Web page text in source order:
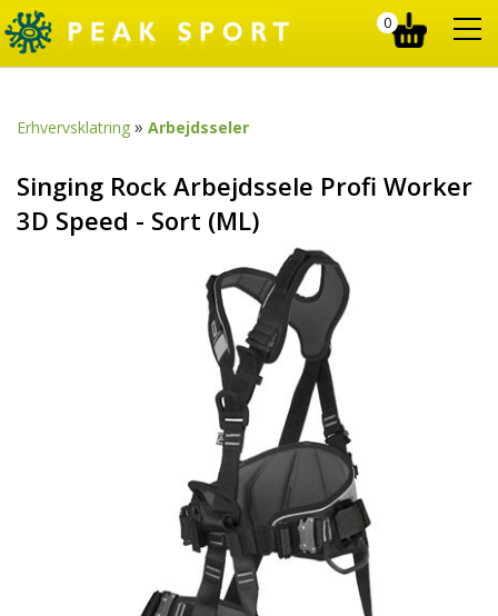
0
Erhvervsklatring » Arbejdsseler
Singing Rock Arbejdssele Profi Worker
3D Speed - Sort (ML)